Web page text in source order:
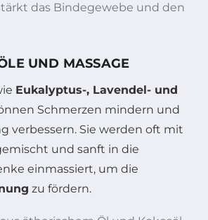
das Bindegewebe und den
UND MASSAGE
Eukalyptus-, Lavendel- und
Schmerzen mindern und
verbessern. Sie werden oft mit
und sanft in die
einmassiert, um die
zu fördern.